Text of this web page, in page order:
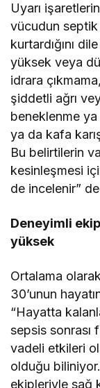
Uyarı
vücudun
kurtardığını
yüksek veya
idrara
şiddetli ağrı
beneklenme
ya da kafa
Bu belirtilerin
kesinleşmesi
de incelenir”
Deneyimli
yüksek
Ortalama
30’unun
“Hayatta
sepsis
vadeli etkileri
olduğu
ekipleriyle sağ